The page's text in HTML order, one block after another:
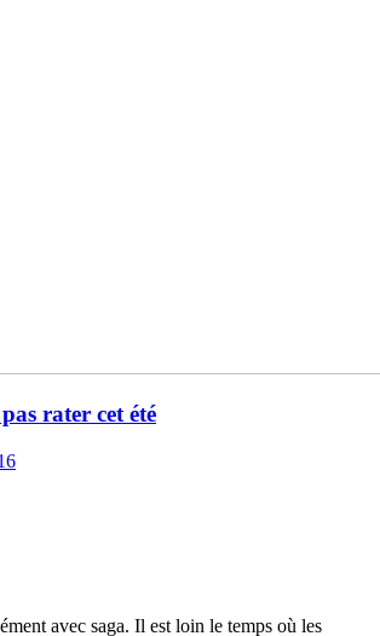
rater cet été
avec saga. Il est loin le temps où les